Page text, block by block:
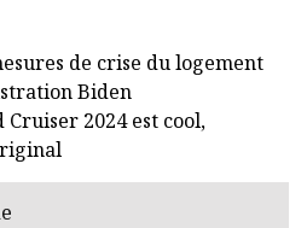
de crise du logement
Biden
Cruiser 2024 est cool,